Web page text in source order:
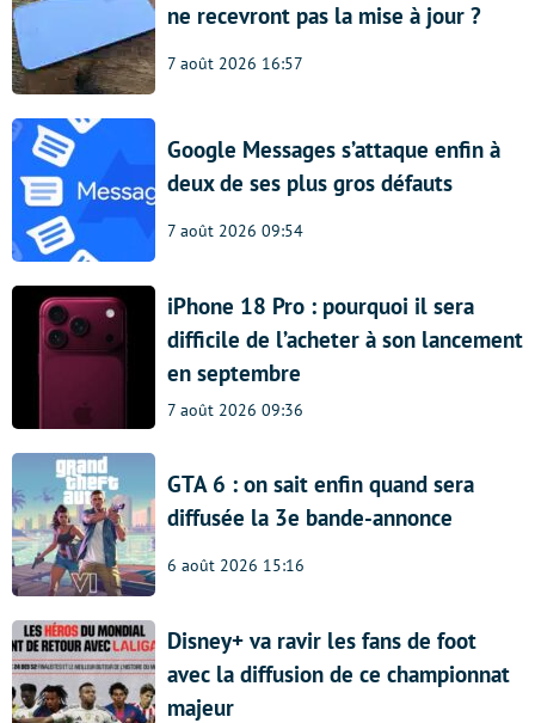
ne recevront pas la mise à jour ?
7 août 2026 16:57
Google Messages s’attaque enfin à
deux de ses plus gros défauts
7 août 2026 09:54
iPhone 18 Pro : pourquoi il sera
difficile de l’acheter à son lancement
en septembre
7 août 2026 09:36
GTA 6 : on sait enfin quand sera
diffusée la 3e bande-annonce
6 août 2026 15:16
Disney+ va ravir les fans de foot
avec la diffusion de ce championnat
majeur